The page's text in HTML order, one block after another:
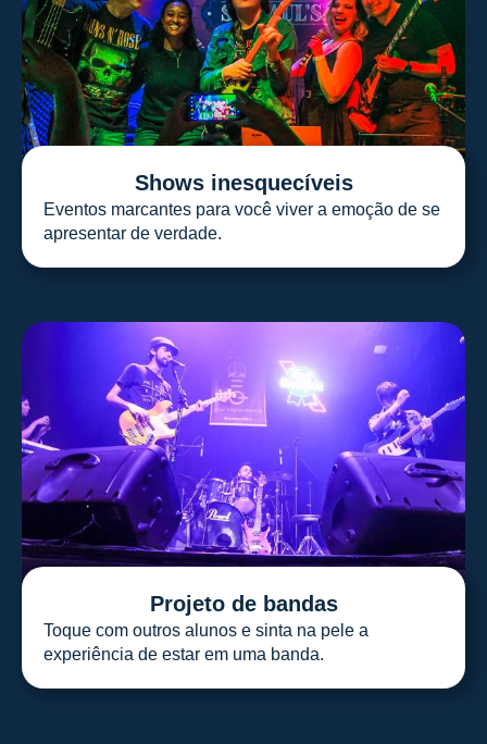
Shows inesquecíveis
Eventos marcantes para você viver a emoção de se
apresentar de verdade.
Projeto de bandas
Toque com outros alunos e sinta na pele a
experiência de estar em uma banda.